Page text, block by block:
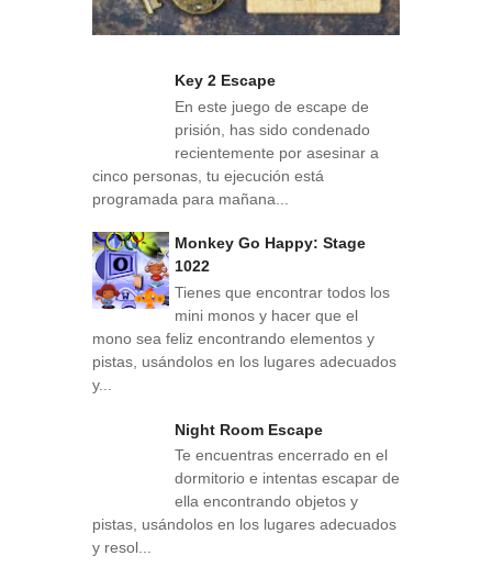
Key 2 Escape
En este juego de escape de
prisión, has sido condenado
recientemente por asesinar a
cinco personas, tu ejecución está
programada para mañana...
Monkey Go Happy: Stage
1022
Tienes que encontrar todos los
mini monos y hacer que el
mono sea feliz encontrando elementos y
pistas, usándolos en los lugares adecuados
y...
Night Room Escape
Te encuentras encerrado en el
dormitorio e intentas escapar de
ella encontrando objetos y
pistas, usándolos en los lugares adecuados
y resol...